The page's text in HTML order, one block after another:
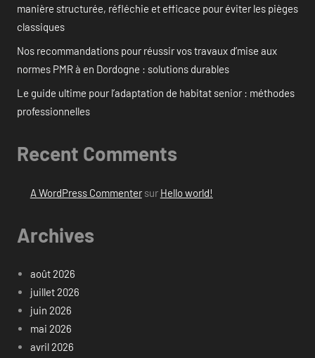
manière structurée, réfléchie et efficace pour éviter les pièges
classiques
Nos recommandations pour réussir vos travaux d’mise aux
normes PMR à en Dordogne : solutions durables
Le guide ultime pour l’adaptation de habitat senior : méthodes
professionnelles
Recent Comments
A WordPress Commentersur Hello world!
Archives
août 2026
juillet 2026
juin 2026
mai 2026
avril 2026